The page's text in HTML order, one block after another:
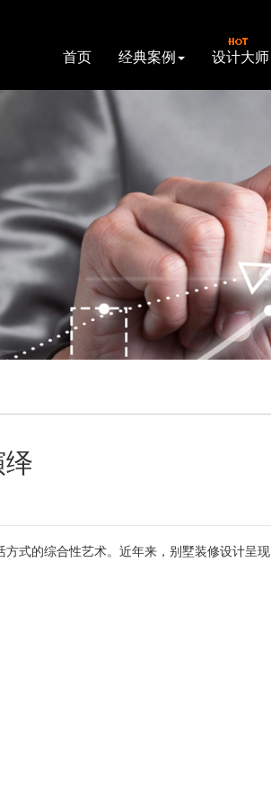
首页 经典案例 设计大师
绎
式的综合性艺术。近年来，别墅装修设计呈现